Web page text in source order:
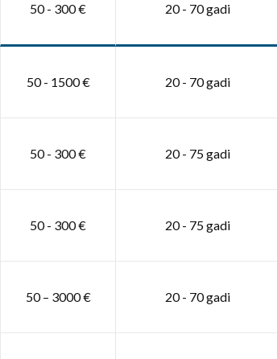
50 - 300 € 20 - 70 gadi
50 - 1500 € 20 - 70 gadi
50 - 300 € 20 - 75 gadi
50 - 300 € 20 - 75 gadi
50 – 3000 € 20 - 70 gadi